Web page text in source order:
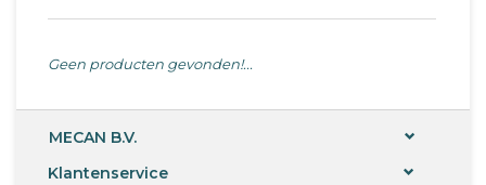
Geen producten gevonden!...
MECAN B.V.
Klantenservice